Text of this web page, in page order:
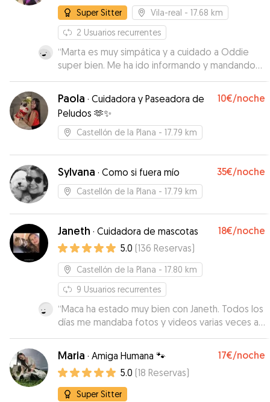
Super Sitter Vila-real - 17.68 km
2 Usuarios recurrentes
“Marta es muy simpática y a cuidado a Oddie
super bien. Me ha ido informando y mandando
fotos. Cuando lo vuelva a necesitar contaré con
ella.
”
Paola · Cuidadora y Paseadora de
Peludos 🫶✨
10€/noche
Castellón de la Plana - 17.79 km
Sylvana · Como si fuera mío 35€/noche
Castellón de la Plana - 17.79 km
Janeth · Cuidadora de mascotas 18€/noche
5.0 (136 Reservas)
Castellón de la Plana - 17.80 km
9 Usuarios recurrentes
“Maca ha estado muy bien con Janeth. Todos los
días me mandaba fotos y videos varias veces al
día.”
Maria · Amiga Humana 🐾 17€/noche
5.0 (18 Reservas)
Super Sitter